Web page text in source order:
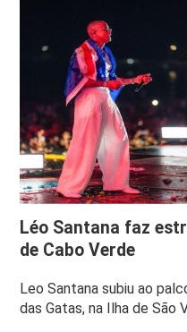
Léo Santana faz
de Cabo Verde
Leo Santana subiu ao
das Gatas, na Ilha de São